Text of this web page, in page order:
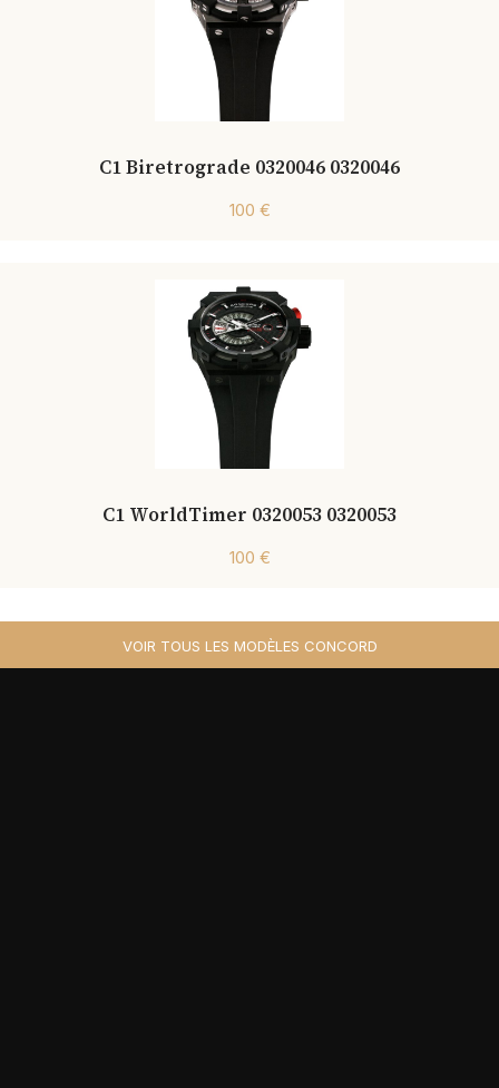
C1 Biretrograde 0320046 0320046
100 €
C1 WorldTimer 0320053 0320053
100 €
VOIR TOUS LES MODÈLES CONCORD